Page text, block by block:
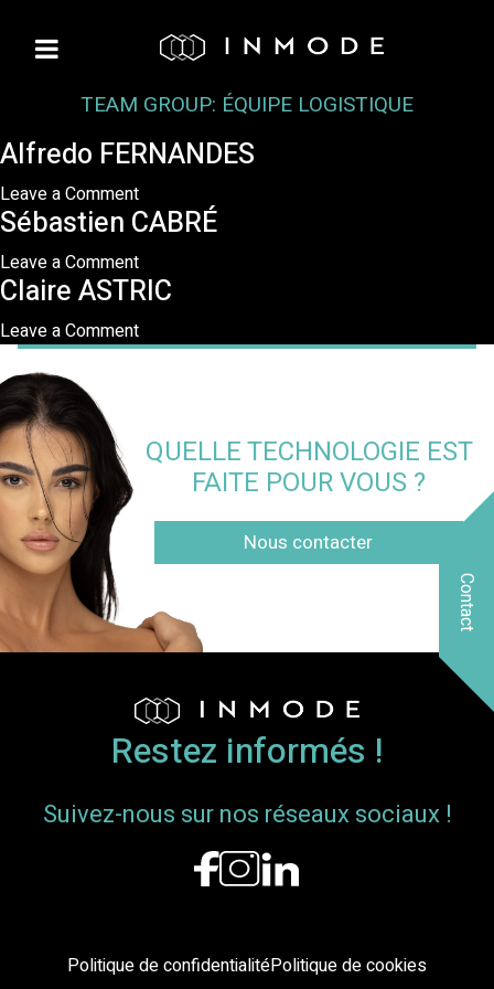
TEAM GROUP: ÉQUIPE LOGISTIQUE
Alfredo FERNANDES
Leave a Commenton
Alfredo
Sébastien CABRÉ
Leave a Commenton
Sébastien
Claire ASTRIC
Leave a Commenton
Claire
QUELLE TECHNOLOGIE EST
FAITE POUR VOUS ?
Nous contacter
Contact
Restez informés !
Suivez-nous sur nos réseaux sociaux !
Politique de confidentialitéPolitique de cookies